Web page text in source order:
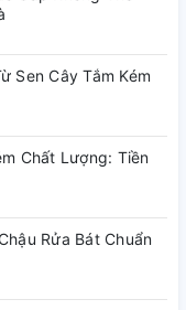
Sen Cây Tắm Kém
Chất Lượng: Tiền
Rửa Bát Chuẩn